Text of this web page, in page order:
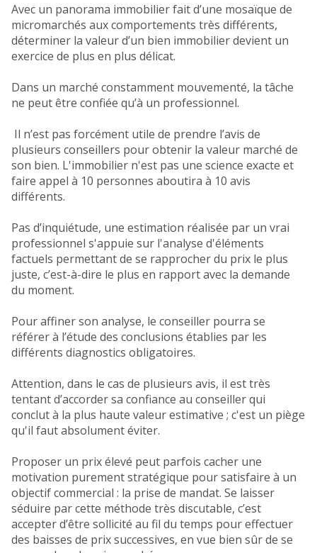
Avec un panorama immobilier fait d’une mosaïque de
micromarchés aux comportements très différents,
déterminer la valeur d’un bien immobilier devient un
exercice de plus en plus délicat.
Dans un marché constamment mouvementé, la tâche
ne peut être confiée qu’à un professionnel.
Il n’est pas forcément utile de prendre l’avis de
plusieurs conseillers pour obtenir la valeur marché de
son bien. L'immobilier n'est pas une science exacte et
faire appel à 10 personnes aboutira à 10 avis
différents.
Pas d’inquiétude, une estimation réalisée par un vrai
professionnel s'appuie sur l'analyse d'éléments
factuels permettant de se rapprocher du prix le plus
juste, c’est-à-dire le plus en rapport avec la demande
du moment.
Pour affiner son analyse, le conseiller pourra se
référer à l’étude des conclusions établies par les
différents diagnostics obligatoires.
Attention, dans le cas de plusieurs avis, il est très
tentant d’accorder sa confiance au conseiller qui
conclut à la plus haute valeur estimative ; c'est un piège
qu'il faut absolument éviter.
Proposer un prix élevé peut parfois cacher une
motivation purement stratégique pour satisfaire à un
objectif commercial : la prise de mandat. Se laisser
séduire par cette méthode très discutable, c’est
accepter d’être sollicité au fil du temps pour effectuer
des baisses de prix successives, en vue bien sûr de se